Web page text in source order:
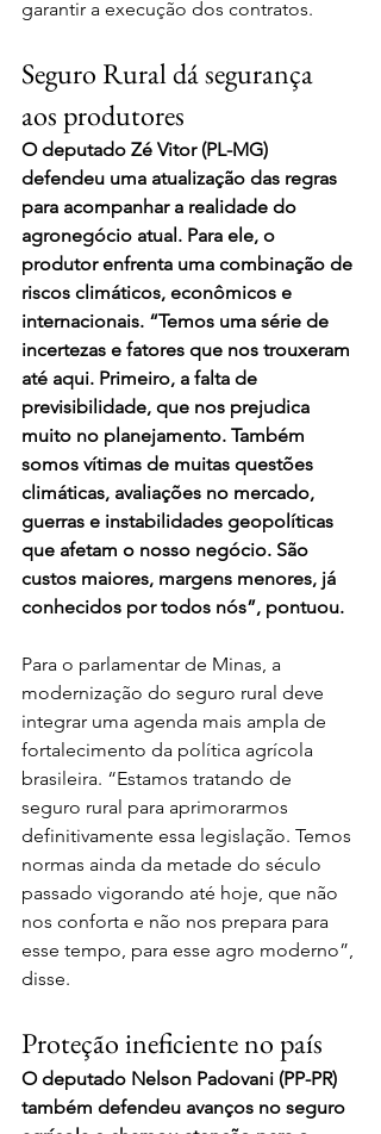
garantir a execução dos contratos.
Seguro Rural dá segurança
aos produtores
O deputado Zé Vitor (PL-MG)
defendeu uma atualização das regras
para acompanhar a realidade do
agronegócio atual. Para ele, o
produtor enfrenta uma combinação de
riscos climáticos, econômicos e
internacionais. “Temos uma série de
incertezas e fatores que nos trouxeram
até aqui. Primeiro, a falta de
previsibilidade, que nos prejudica
muito no planejamento. Também
somos vítimas de muitas questões
climáticas, avaliações no mercado,
guerras e instabilidades geopolíticas
que afetam o nosso negócio. São
custos maiores, margens menores, já
conhecidos por todos nós”, pontuou.
Para o parlamentar de Minas, a
modernização do seguro rural deve
integrar uma agenda mais ampla de
fortalecimento da política agrícola
brasileira. “Estamos tratando de
seguro rural para aprimorarmos
definitivamente essa legislação. Temos
normas ainda da metade do século
passado vigorando até hoje, que não
nos conforta e não nos prepara para
esse tempo, para esse agro moderno”,
disse.
Proteção ineficiente no país
O deputado Nelson Padovani (PP-PR)
também defendeu avanços no seguro